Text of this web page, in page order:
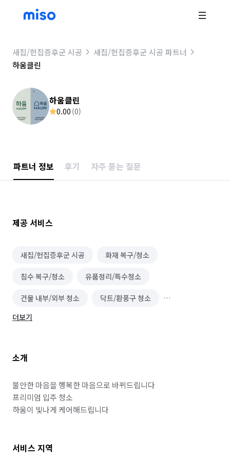
새집/헌집증후군 시공
새집/헌집증후군 시공 파트너
하움클린
하움클린
0.00 (0)
파트너 정보 후기 자주 묻는 질문
제공 서비스
새집/헌집증후군 시공 화재 복구/청소
침수 복구/청소 유품정리/특수청소
건물 내부/외부 청소 닥트/환풍구 청소
이사청소/입주청소
실내 소독
비둘기 퇴치
더보기
소개
불안한 마음을 행복한 마음으로 바뀌드립니다
프리미엄 입주 청소
하움이 빛나게 케어해드립니다
서비스 지역